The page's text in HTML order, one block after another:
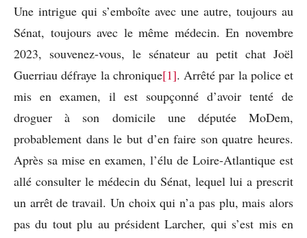
Une intrigue qui s’emboîte avec une autre, toujours au
Sénat, toujours avec le même médecin. En novembre
2023, souvenez-vous, le sénateur au petit chat Joël
Guerriau défraye la chronique[1]. Arrêté par la police et
mis en examen, il est soupçonné d’avoir tenté de
droguer à son domicile une députée MoDem,
probablement dans le but d’en faire son quatre heures.
Après sa mise en examen, l’élu de Loire-Atlantique est
allé consulter le médecin du Sénat, lequel lui a prescrit
un arrêt de travail. Un choix qui n’a pas plu, mais alors
pas du tout plu au président Larcher, qui s’est mis en